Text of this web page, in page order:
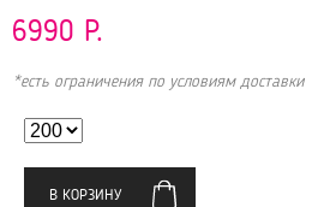
6990 Р.
*есть ограничения по условиям доставки
В КОРЗИНУ